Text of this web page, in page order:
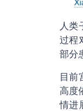
人类
过程
部分
目前
高度
情进